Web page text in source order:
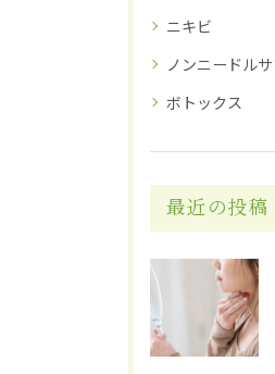
ニキビ
ノンニードル
ボトックス
最近の投稿